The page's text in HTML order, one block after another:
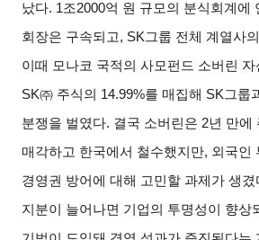
났다. 1조2000억 원 규모의 분식회계에
회장은 구속되고, SK그룹 전체 계열사
이때 모나코 국적의 사모펀드 소버린 자
SK㈜ 주식의 14.99%를 매집해 SK그룹
분쟁을 벌였다. 결국 소버린은 2년 만에
매각하고 한국에서 철수했지만, 외국인
경영권 방어에 대해 고민할 과제가 생겼
지분이 늘어나면 기업의 투명성이 향상